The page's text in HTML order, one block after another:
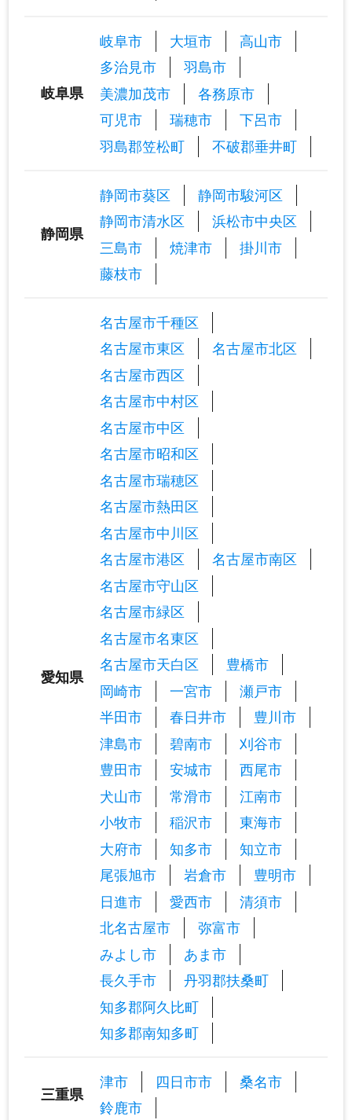
岐阜県
岐阜市 大垣市
高山市
多治見市
羽島市
美濃加茂市
各務原市
可児市
瑞穂市
下呂市
羽島郡笠松町
不破郡垂井町
静岡県
静岡市葵区
静岡市駿河区
静岡市清水区
浜松市中央区
三島市
焼津市
掛川市
藤枝市
愛知県
名古屋市千種区
名古屋市東区
名古屋市北区
名古屋市西区
名古屋市中村区
名古屋市中区
名古屋市昭和区
名古屋市瑞穂区
名古屋市熱田区
名古屋市中川区
名古屋市港区
名古屋市南区
名古屋市守山区
名古屋市緑区
名古屋市名東区
名古屋市天白区
豊橋市
岡崎市
一宮市
瀬戸市
半田市
春日井市
豊川市
津島市
碧南市
刈谷市
豊田市
安城市
西尾市
犬山市
常滑市
江南市
小牧市
稲沢市
東海市
大府市
知多市
知立市
尾張旭市
岩倉市
豊明市
日進市
愛西市
清須市
北名古屋市
弥富市
みよし市
あま市
長久手市
丹羽郡扶桑町
知多郡阿久比町
知多郡南知多町
三重県
津市 四日市市
桑名市
鈴鹿市